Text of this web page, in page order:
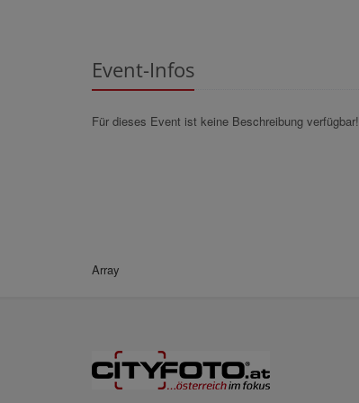
Event-Infos
Für dieses Event ist keine Beschreibung verfügbar!
Array